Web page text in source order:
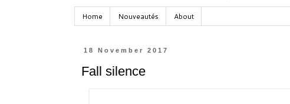
Home Nouveautés About
18 November 2017
Fall silence